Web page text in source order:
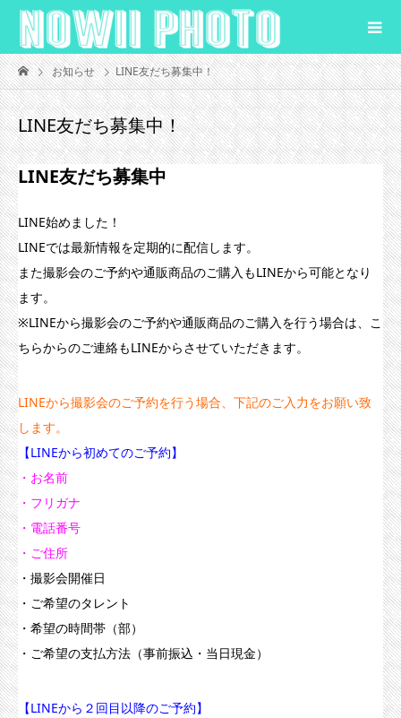
お知らせ LINE友だち募集中！
LINE友だち募集中！
LINE友だち募集中
LINE始めました！
LINEでは最新情報を定期的に配信します。
また撮影会のご予約や通販商品のご購入もLINEから可能となり
ます。
※LINEから撮影会のご予約や通販商品のご購入を行う場合は、こ
ちらからのご連絡もLINEからさせていただきます。
LINEから撮影会のご予約を行う場合、下記のご入力をお願い致
します。
【LINEから初めてのご予約】
・お名前
・フリガナ
・電話番号
・ご住所
・撮影会開催日
・ご希望のタレント
・希望の時間帯（部）
・ご希望の支払方法（事前振込・当日現金）
【LINEから２回目以降のご予約】